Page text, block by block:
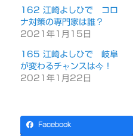
162 江崎よしひで コロ
ナ対策の専門家は誰？
2021年1月15日
165 江崎よしひで 岐阜
が変わるチャンスは今！
2021年1月22日
Facebook